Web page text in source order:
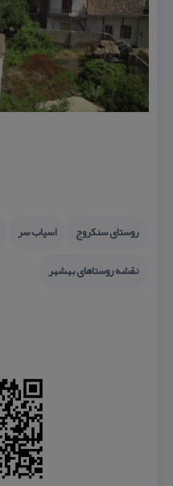
روستای سنكروج اسیاب سر
نقشه روستاهای بهشهر